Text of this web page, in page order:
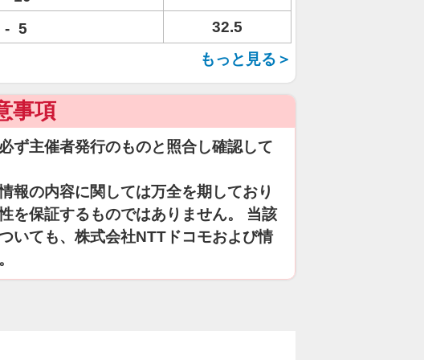
- 5
32.5
もっと見る＞
事項
ず主催者発行のものと照合し確認して
報の内容に関しては万全を期しており
を保証するものではありません。 当該
いても、株式会社NTTドコモおよび情